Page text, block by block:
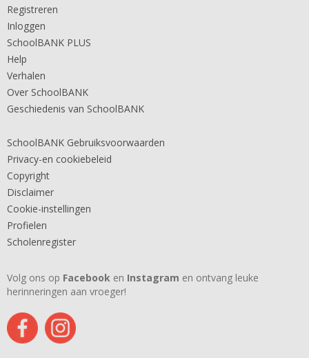
Registreren
Inloggen
SchoolBANK PLUS
Help
Verhalen
Over SchoolBANK
Geschiedenis van SchoolBANK
SchoolBANK Gebruiksvoorwaarden
Privacy-en cookiebeleid
Copyright
Disclaimer
Cookie-instellingen
Profielen
Scholenregister
Volg ons op Facebook en Instagram en ontvang leuke
herinneringen aan vroeger!